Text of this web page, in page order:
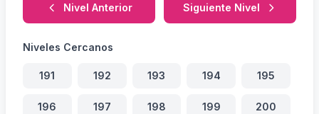
Nivel Anterior Siguiente Nivel
Niveles Cercanos
191 192 193 194 195
196 197 198 199 200